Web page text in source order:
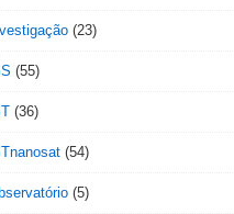
(23)
(55)
(36)
(54)
(5)